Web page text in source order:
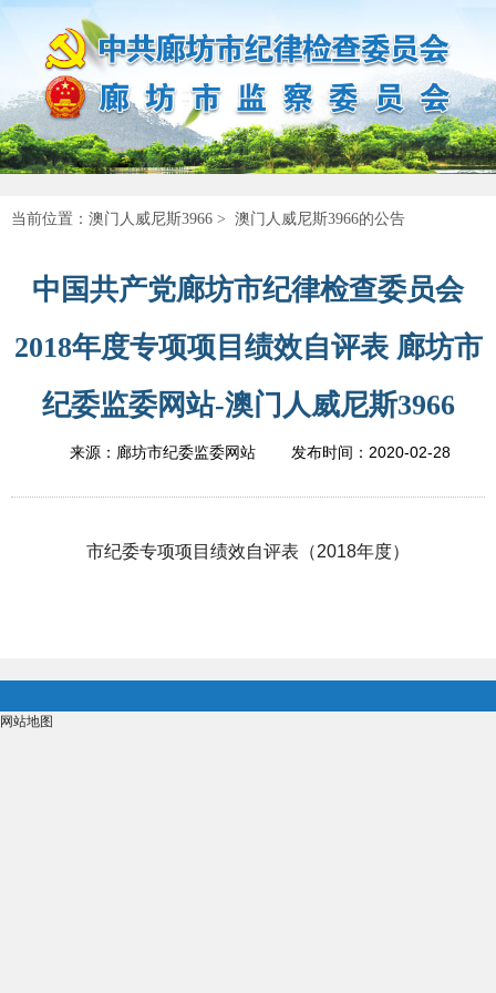
当前位置： 澳门人威尼斯3966 > 澳门人威尼斯3966的公告
中国共产党廊坊市纪律检查委员会
2018年度专项项目绩效自评表 廊坊市
纪委监委网站-澳门人威尼斯3966
来源：廊坊市纪委监委网站 发布时间： 2020-02-28
市纪委专项项目绩效自评表（2018年度）
网站地图